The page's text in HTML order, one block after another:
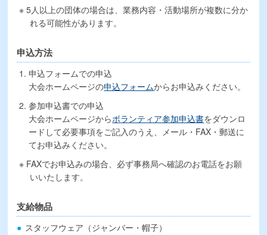
5人以上の団体の場合は、業務内容・活動場所が複数に分か
れる可能性があります。
申込方法
申込フォームでの申込
大会ホームページの申込フォームからお申込みください。
参加申込書での申込
大会ホームページからボランティア参加申込書をダウンロ
ードして必要事項をご記入のうえ、メール・FAX・郵送に
てお申込みください。
FAXでお申込みの場合、必ず事務局へ確認のお電話をお願
いいたします。
支給物品
スタッフウェア（ジャンバー・帽子）